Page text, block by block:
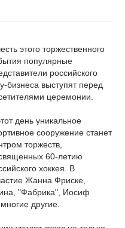
этого торжественного
популярные
российского
бизнеса выступят перед
церемонии.
день уникальное
сооружение станет
торжеств,
60-летию
хоккея. В
Жанна Фриске,
"Фабрика", Иосиф
другие.